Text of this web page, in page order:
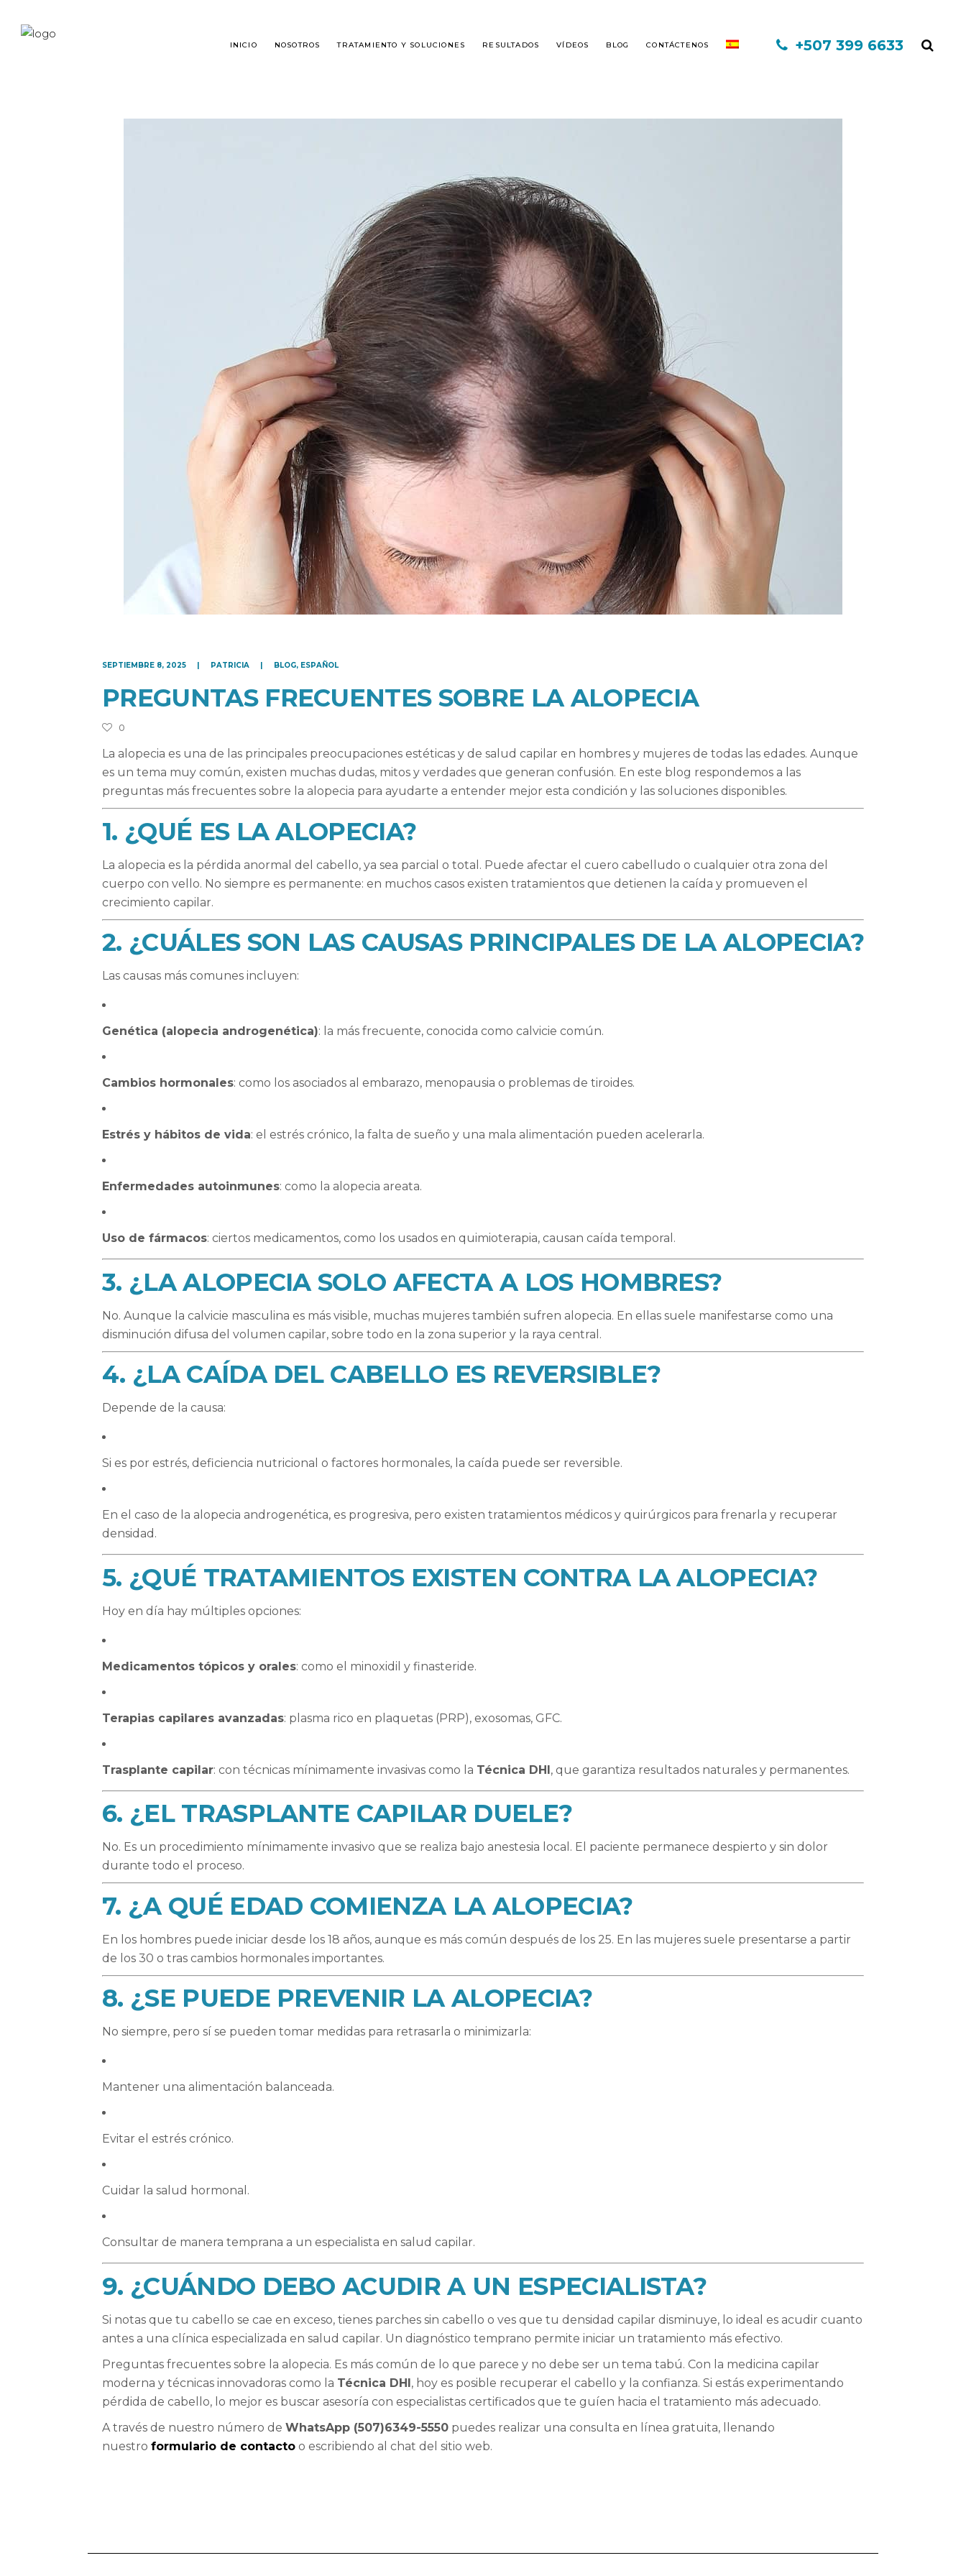
INICIO NOSOTROS TRATAMIENTO Y SOLUCIONES
TRASPLANTE DE CABELLO
PREGUNTAS FRECUENTES
ALOPECIA FEMENINA
RESULTADOS VÍDEOS BLOG CONTÁCTENOS +507 399 6633
SEPTIEMBRE 8, 2025 PATRICIA BLOG, ESPAÑOL
PREGUNTAS FRECUENTES SOBRE LA ALOPECIA
0
La alopecia es una de las principales preocupaciones estéticas y de salud capilar en hombres y mujeres de todas las edades. Aunque
es un tema muy común, existen muchas dudas, mitos y verdades que generan confusión. En este blog respondemos a las
preguntas más frecuentes sobre la alopecia para ayudarte a entender mejor esta condición y las soluciones disponibles.
1. ¿QUÉ ES LA ALOPECIA?
La alopecia es la pérdida anormal del cabello, ya sea parcial o total. Puede afectar el cuero cabelludo o cualquier otra zona del
cuerpo con vello. No siempre es permanente: en muchos casos existen tratamientos que detienen la caída y promueven el
crecimiento capilar.
2. ¿CUÁLES SON LAS CAUSAS PRINCIPALES DE LA ALOPECIA?
Las causas más comunes incluyen:
Genética (alopecia androgenética): la más frecuente, conocida como calvicie común.
Cambios hormonales: como los asociados al embarazo, menopausia o problemas de tiroides.
Estrés y hábitos de vida: el estrés crónico, la falta de sueño y una mala alimentación pueden acelerarla.
Enfermedades autoinmunes: como la alopecia areata.
Uso de fármacos: ciertos medicamentos, como los usados en quimioterapia, causan caída temporal.
3. ¿LA ALOPECIA SOLO AFECTA A LOS HOMBRES?
No. Aunque la calvicie masculina es más visible, muchas mujeres también sufren alopecia. En ellas suele manifestarse como una
disminución difusa del volumen capilar, sobre todo en la zona superior y la raya central.
4. ¿LA CAÍDA DEL CABELLO ES REVERSIBLE?
Depende de la causa:
Si es por estrés, deficiencia nutricional o factores hormonales, la caída puede ser reversible.
En el caso de la alopecia androgenética, es progresiva, pero existen tratamientos médicos y quirúrgicos para frenarla y recuperar
densidad.
5. ¿QUÉ TRATAMIENTOS EXISTEN CONTRA LA ALOPECIA?
Hoy en día hay múltiples opciones:
Medicamentos tópicos y orales: como el minoxidil y finasteride.
Terapias capilares avanzadas: plasma rico en plaquetas (PRP), exosomas, GFC.
Trasplante capilar: con técnicas mínimamente invasivas como la Técnica DHI, que garantiza resultados naturales y permanentes.
6. ¿EL TRASPLANTE CAPILAR DUELE?
No. Es un procedimiento mínimamente invasivo que se realiza bajo anestesia local. El paciente permanece despierto y sin dolor
durante todo el proceso.
7. ¿A QUÉ EDAD COMIENZA LA ALOPECIA?
En los hombres puede iniciar desde los 18 años, aunque es más común después de los 25. En las mujeres suele presentarse a partir
de los 30 o tras cambios hormonales importantes.
8. ¿SE PUEDE PREVENIR LA ALOPECIA?
No siempre, pero sí se pueden tomar medidas para retrasarla o minimizarla:
Mantener una alimentación balanceada.
Evitar el estrés crónico.
Cuidar la salud hormonal.
Consultar de manera temprana a un especialista en salud capilar.
9. ¿CUÁNDO DEBO ACUDIR A UN ESPECIALISTA?
Si notas que tu cabello se cae en exceso, tienes parches sin cabello o ves que tu densidad capilar disminuye, lo ideal es acudir cuanto
antes a una clínica especializada en salud capilar. Un diagnóstico temprano permite iniciar un tratamiento más efectivo.
Preguntas frecuentes sobre la alopecia. Es más común de lo que parece y no debe ser un tema tabú. Con la medicina capilar
moderna y técnicas innovadoras como la Técnica DHI, hoy es posible recuperar el cabello y la confianza. Si estás experimentando
pérdida de cabello, lo mejor es buscar asesoría con especialistas certificados que te guíen hacia el tratamiento más adecuado.
A través de nuestro número de WhatsApp (507)6349-5550 puedes realizar una consulta en línea gratuita, llenando
nuestro formulario de contacto o escribiendo al chat del sitio web.